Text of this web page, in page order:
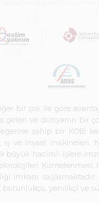
bir çok ile göre
ve dünyanın bir
sahip bir KOBİ
iş ve inşaat
büyük hacimli işlere
imkanı
bütünlükçü, yenilikçi ve